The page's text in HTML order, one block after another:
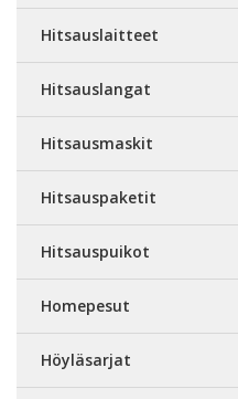
Hitsauslaitteet
Hitsauslangat
Hitsausmaskit
Hitsauspaketit
Hitsauspuikot
Homepesut
Höyläsarjat